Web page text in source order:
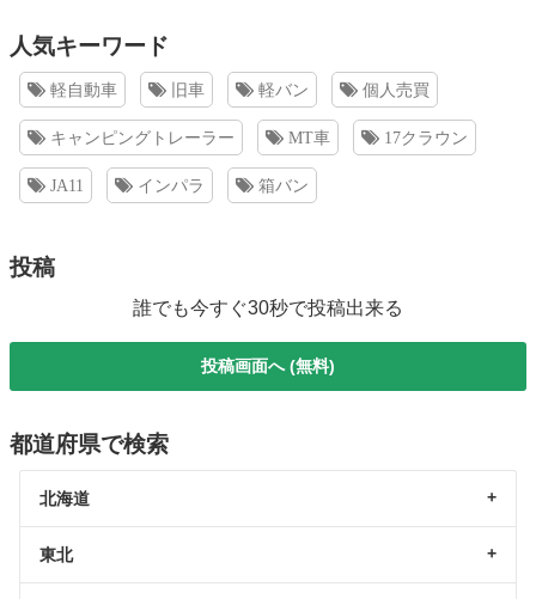
人気キーワード
軽自動車 旧車 軽バン 個人売買
キャンピングトレーラー MT車 17クラウン
JA11 インパラ 箱バン
投稿
誰でも今すぐ30秒で投稿出来る
投稿画面へ (無料)
都道府県で検索
北海道
東北